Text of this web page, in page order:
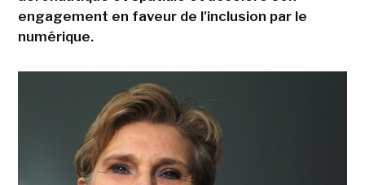
engagement en faveur de l'inclusion par le
numérique.